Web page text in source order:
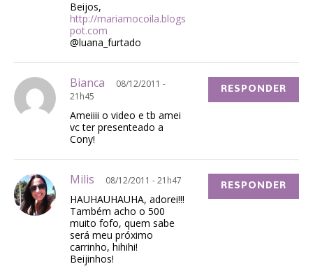
Beijos,
http://mariamocoila.blogs
pot.com
@luana_furtado
Bianca
08/12/2011 -
21h45
Ameiiii o video e tb amei
vc ter presenteado a
Cony!
RESPONDER
Milis 08/12/2011 - 21h47
HAUHAUHAUHA, adorei!!!
Também acho o 500
muito fofo, quem sabe
será meu próximo
carrinho, hihihi!
Beijinhos!
RESPONDER